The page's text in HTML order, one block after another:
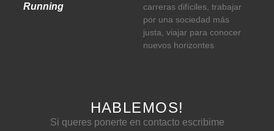
Running
carreras difíciles, trabajar
por una sociedad más
justa, viajar para conocer
nuevos horizontes
HABLEMOS!
Si queres ponerte en contacto escribime